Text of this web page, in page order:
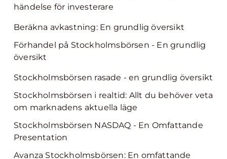
händelse för investerare
Beräkna avkastning: En grundlig översikt
Förhandel på Stockholmsbörsen - En grundlig
översikt
Stockholmsbörsen rasade - en grundlig översikt
Stockholmsbörsen i realtid: Allt du behöver veta
om marknadens aktuella läge
Stockholmsbörsen NASDAQ - En Omfattande
Presentation
Avanza Stockholmsbörsen: En omfattande